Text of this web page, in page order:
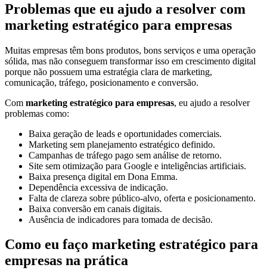
Problemas que eu ajudo a resolver com
marketing estratégico para empresas
Muitas empresas têm bons produtos, bons serviços e uma operação
sólida, mas não conseguem transformar isso em crescimento digital
porque não possuem uma estratégia clara de marketing,
comunicação, tráfego, posicionamento e conversão.
Com marketing estratégico para empresas, eu ajudo a resolver
problemas como:
Baixa geração de leads e oportunidades comerciais.
Marketing sem planejamento estratégico definido.
Campanhas de tráfego pago sem análise de retorno.
Site sem otimização para Google e inteligências artificiais.
Baixa presença digital em Dona Emma.
Dependência excessiva de indicação.
Falta de clareza sobre público-alvo, oferta e posicionamento.
Baixa conversão em canais digitais.
Ausência de indicadores para tomada de decisão.
Como eu faço marketing estratégico para
empresas na prática